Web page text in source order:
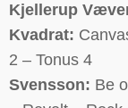
Kjellerup
Kvadrat:
2 – Tonus 4
Svensson: Be